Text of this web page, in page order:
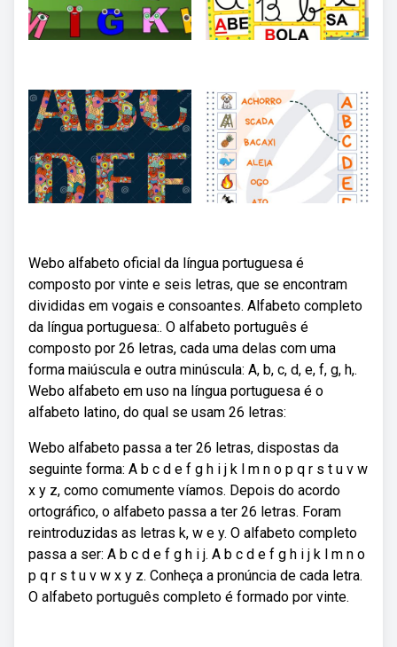
Webo alfabeto oficial da língua portuguesa é
composto por vinte e seis letras, que se encontram
divididas em vogais e consoantes. Alfabeto completo
da língua portuguesa:. O alfabeto português é
composto por 26 letras, cada uma delas com uma
forma maiúscula e outra minúscula: A, b, c, d, e, f, g, h,.
Webo alfabeto em uso na língua portuguesa é o
alfabeto latino, do qual se usam 26 letras:
Webo alfabeto passa a ter 26 letras, dispostas da
seguinte forma: A b c d e f g h i j k l m n o p q r s t u v w
x y z, como comumente víamos. Depois do acordo
ortográfico, o alfabeto passa a ter 26 letras. Foram
reintroduzidas as letras k, w e y. O alfabeto completo
passa a ser: A b c d e f g h i j. A b c d e f g h i j k l m n o
p q r s t u v w x y z. Conheça a pronúncia de cada letra.
O alfabeto português completo é formado por vinte.